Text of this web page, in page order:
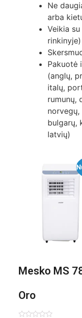
Ne
arba
Veikia
rinkinyje)
Pakuotė
(anglų,
italų,
rumunų,
norvegų,
bulgarų,
latvių)
Mesko MS
Oro